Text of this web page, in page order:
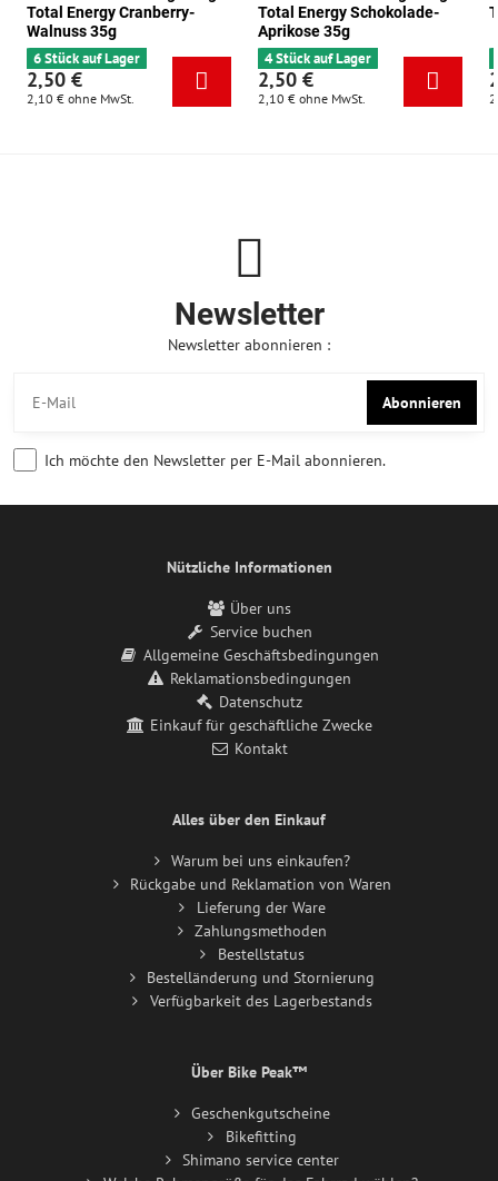
Total Energy Cranberry-
Walnuss 35g
6 Stück auf Lager
2,50 €
2,10 € ohne MwSt.
Total Energy Schokolade-
Aprikose 35g
4 Stück auf Lager
2,50 €
2,10 € ohne MwSt.
Newsletter
Newsletter abonnieren :
Abonnieren
Ich möchte den Newsletter per E-Mail abonnieren.
Nützliche Informationen
Über uns
Service buchen
Allgemeine Geschäftsbedingungen
Reklamationsbedingungen
Datenschutz
Einkauf für geschäftliche Zwecke
Kontakt
Alles über den Einkauf
Warum bei uns einkaufen?
Rückgabe und Reklamation von Waren
Lieferung der Ware
Zahlungsmethoden
Bestellstatus
Bestelländerung und Stornierung
Verfügbarkeit des Lagerbestands
Über Bike Peak™
Geschenkgutscheine
Bikefitting
Shimano service center